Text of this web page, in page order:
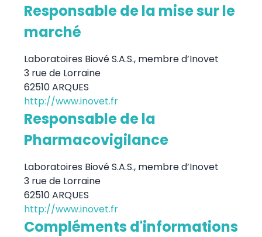
Responsable de la mise sur le
marché
Laboratoires Biové S.A.S., membre d’Inovet
3 rue de Lorraine
62510 ARQUES
http://www.inovet.fr
Responsable de la
Pharmacovigilance
Laboratoires Biové S.A.S., membre d’Inovet
3 rue de Lorraine
62510 ARQUES
http://www.inovet.fr
Compléments d'informations